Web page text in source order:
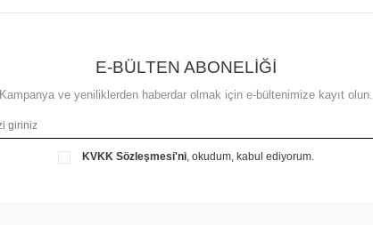
E-BÜLTEN ABONELİĞİ
Kampanya ve yeniliklerden haberdar olmak için e-bültenimize kayıt olun.
KVKK Sözleşmesi'ni, okudum, kabul ediyorum.